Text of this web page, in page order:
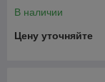
В наличии
Цену уточняйте